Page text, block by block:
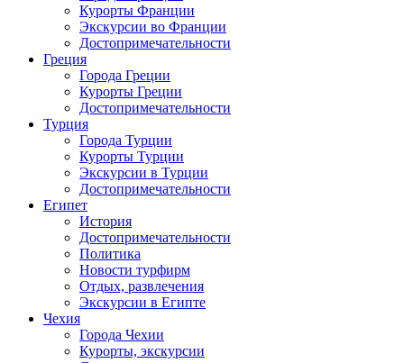
Курорты Франции
Экскурсии во Франции
Достопримечательности
Греция
Города Греции
Курорты Греции
Достопримечательности
Турция
Города Турции
Курорты Турции
Экскурсии в Турции
Достопримечательности
Египет
История
Достопримечательности
Политика
Новости турфирм
Отдых, развлечения
Экскурсии в Египте
Чехия
Города Чехии
Курорты, экскурсии